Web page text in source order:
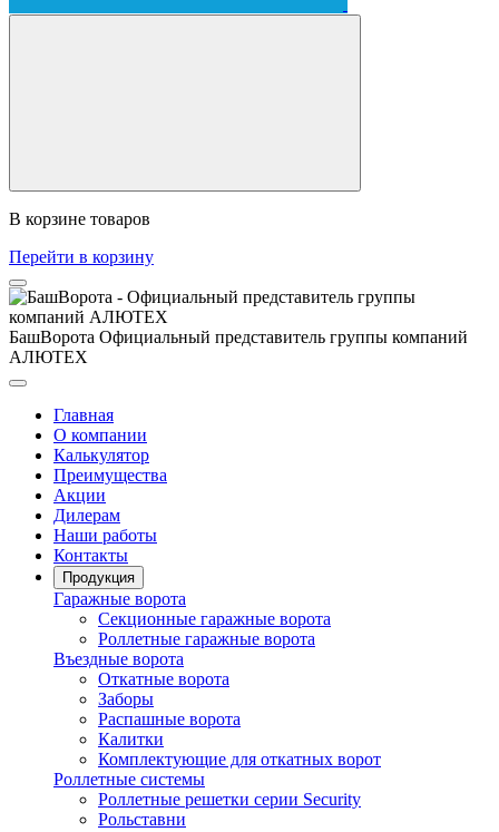
В корзине товаров
Перейти в корзину
БашВорота Официальный представитель группы компаний
АЛЮТЕХ
Главная
О компании
Калькулятор
Преимущества
Акции
Дилерам
Наши работы
Контакты
Продукция
Гаражные ворота
Секционные гаражные ворота
Роллетные гаражные ворота
Въездные ворота
Откатные ворота
Заборы
Распашные ворота
Калитки
Комплектующие для откатных ворот
Роллетные системы
Роллетные решетки серии Security
Рольставни